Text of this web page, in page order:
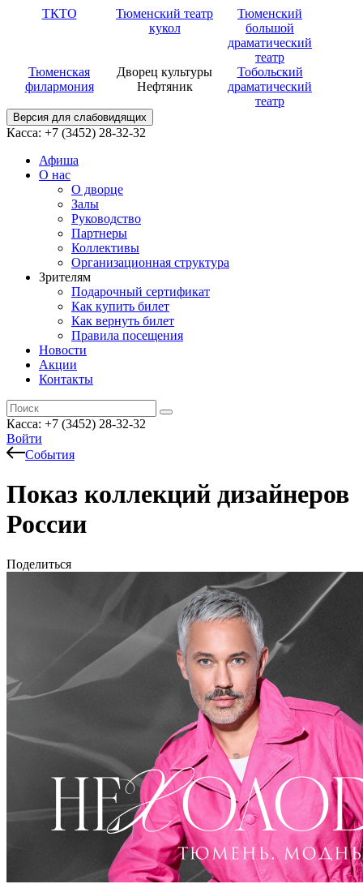
ТКТО
Тюменский театр
кукол
Тюменский
большой
драматический
театр
Тюменская
филармония
Дворец культуры
Нефтяник
Тобольский
драматический
театр
Версия для слабовидящих
Касса: +7 (3452) 28-32-32
Афиша
О нас
О дворце
Залы
Руководство
Партнеры
Коллективы
Организационная структура
Зрителям
Подарочный сертификат
Как купить билет
Как вернуть билет
Правила посещения
Новости
Акции
Контакты
Касса: +7 (3452) 28-32-32
Войти
События
Показ коллекций дизайнеров
России
Поделиться